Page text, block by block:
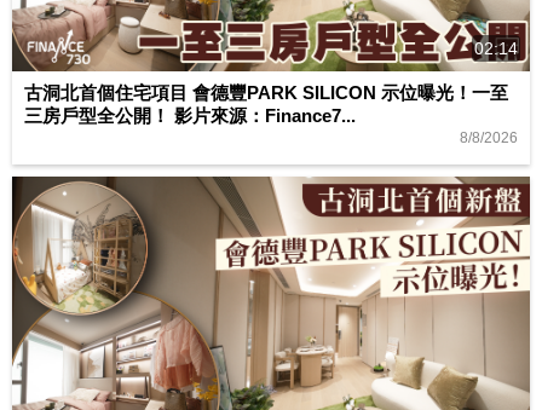
02:14
古洞北首個住宅項目 會德豐PARK SILICON 示位曝光！一至
三房戶型全公開！ 影片來源：Finance7...
8/8/2026